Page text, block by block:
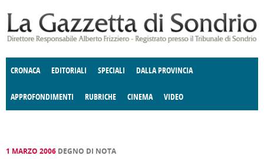
CRONACA EDITORIALI SPECIALI DALLA PROVINCIA
APPROFONDIMENTI
E SPETTACOLI POLITICA
RUBRICHE
DELLE IDEE FATTI DELLO SPIRITO
CINEMA VIDEO
1 MARZO 2006 DEGNO DI NOTA